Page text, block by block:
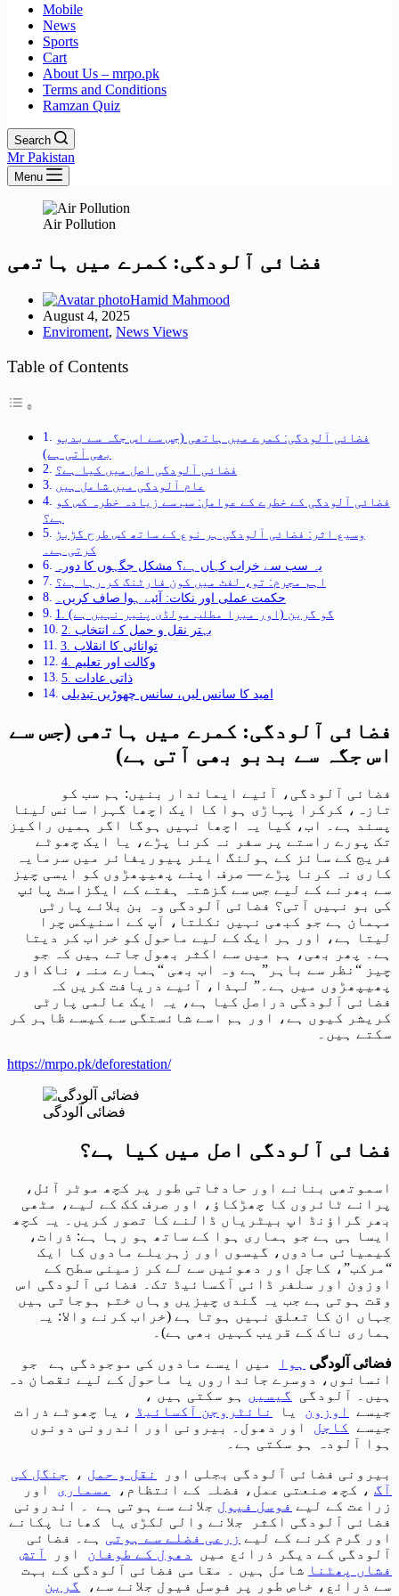
Mobile
News
Sports
Cart
About Us – mrpo.pk
Terms and Conditions
Ramzan Quiz
Search
Mr Pakistan
Menu
Air Pollution
فضائی آلودگی: کمرے میں ہاتھی
Hamid Mahmood
August 4, 2025
Enviroment, News Views
Table of Contents
فضائی آلودگی: کمرے میں ہاتھی (جس سے اس جگہ سے بدبو
بھی آتی ہے)
فضائی آلودگی اصل میں کیا ہے؟
عام آلودگی میں شامل ہیں
فضائی آلودگی کے خطرے کے عوامل: سب سے زیادہ خطرہ کس کو
ہے؟
وسیع اثر: فضائی آلودگی ہر نوع کے ساتھ کس طرح گڑبڑ
کرتی ہے۔
یہ سب سے خراب کہاں ہے؟ مشکل جگہوں کا دورہ
اہم مجرم: تو، لفٹ میں کون فارٹنگ کر رہا ہے؟
حکمت عملی اور نکات: آئیے ہوا صاف کریں۔
1. گو گرین (اور میرا مطلب مولڈی پنیر نہیں ہے)
2. بہتر نقل و حمل کے انتخاب
3. توانائی کا انقلاب
4. وکالت اور تعلیم
5. ذاتی عادات
امید کا سانس لیں، سانس چھوڑیں تبدیلی
فضائی آلودگی: کمرے میں ہاتھی (جس سے
اس جگہ سے بدبو بھی آتی ہے)
تازہ، کرکرا پہاڑی ہوا کا ایک اچھا گہرا سانس لینا
پسند ہے۔ اب، کیا یہ اچھا نہیں ہوگا اگر ہمیں راکیز
تک پورے راستے پر سفر نہ کرنا پڑے، یا ایک چھوٹے
فریج کے سائز کے ہولنگ ایئر پیوریفائر میں سرمایہ
کاری نہ کرنا پڑے — صرف اپنے پھیپھڑوں کو ایسی چیز
سے بھرنے کے لیے جس سے گزشتہ ہفتے کے ایگزاسٹ پائپ
کی بو نہیں آتی؟ فضائی آلودگی وہ بن بلائے پارٹی
مہمان ہے جو کبھی نہیں نکلتا، آپ کے اسنیکس چرا
لیتا ہے، اور ہر ایک کے لیے ماحول کو خراب کر دیتا
ہے۔ پھر بھی، ہم میں سے اکثر بھول جاتے ہیں کہ جو
چیز “نظر سے باہر” ہے وہ اب بھی “ہمارے منہ، ناک اور
پھیپھڑوں میں ہے۔” لہذا، آئیے دریافت کریں کہ
فضائی آلودگی دراصل کیا ہے، یہ ایک عالمی پارٹی
کریشر کیوں ہے، اور ہم اسے شائستگی سے کیسے ظاہر کر
سکتے ہیں۔
https://mrpo.pk/deforestation/
فضائی آلودگی
فضائی آلودگی اصل میں کیا ہے؟
اسموتھی بنانے اور حادثاتی طور پر کچھ موٹر آئل،
پرانے ٹائروں کا چھڑکاؤ، اور صرف کک کے لیے، مٹھی
بھر گراؤنڈ اپ بیٹریاں ڈالنے کا تصور کریں۔ یہ کچھ
ایسا ہی ہے جو ہماری ہوا کے ساتھ ہو رہا ہے: ذرات،
کیمیائی مادوں، گیسوں اور زہریلے مادوں کا ایک
“مرکب”، کاجل اور دھوئیں سے لے کر زمینی سطح کے
اوزون اور سلفر ڈائی آکسائیڈ تک۔ فضائی آلودگی اس
وقت ہوتی ہے جب یہ گندی چیزیں وہاں ختم ہوجاتی ہیں
جہاں ان کا تعلق نہیں ہوتا ہے (خراب کرنے والا: یہ
ہماری ناک کے قریب کہیں بھی ہے)۔
فضائی آلودگی ہوا
میں ایسے مادوں کی موجودگی ہے جو
انسانوں، دوسرے جانداروں یا ماحول کے لیے نقصان دہ
ہیں۔ آلودگی
گیسیں
ہو سکتی ہیں ،
جیسے
اوزون یا نائٹروجن آکسائیڈ ، یا چھوٹے ذرات
جیسے
کاجل اور دھول۔ بیرونی اور اندرونی دونوں
ہوا آلودہ ہو سکتی ہے۔
بیرونی فضائی آلودگی بجلی اور
نقل و حمل ،
جنگل کی
آگ ، کچھ صنعتی عمل، فضلہ کے انتظام، مسماری اور
زراعت کے لیے فوسل فیول جلانے سے ہوتی ہے ۔ اندرونی
فضائی آلودگی اکثر جلانے والی لکڑی یا کھانا پکانے
اور گرم کرنے کے لیے زرعی فضلے سے ہوتی ہے۔ فضائی
آلودگی کے دیگر ذرائع میں
دھول کے طوفان اور
آتش
فشاں پھٹنا شامل ہیں ۔ مقامی فضائی آلودگی کے بہت
سے ذرائع، خاص طور پر فوسل فیول جلانے سے،
گرین